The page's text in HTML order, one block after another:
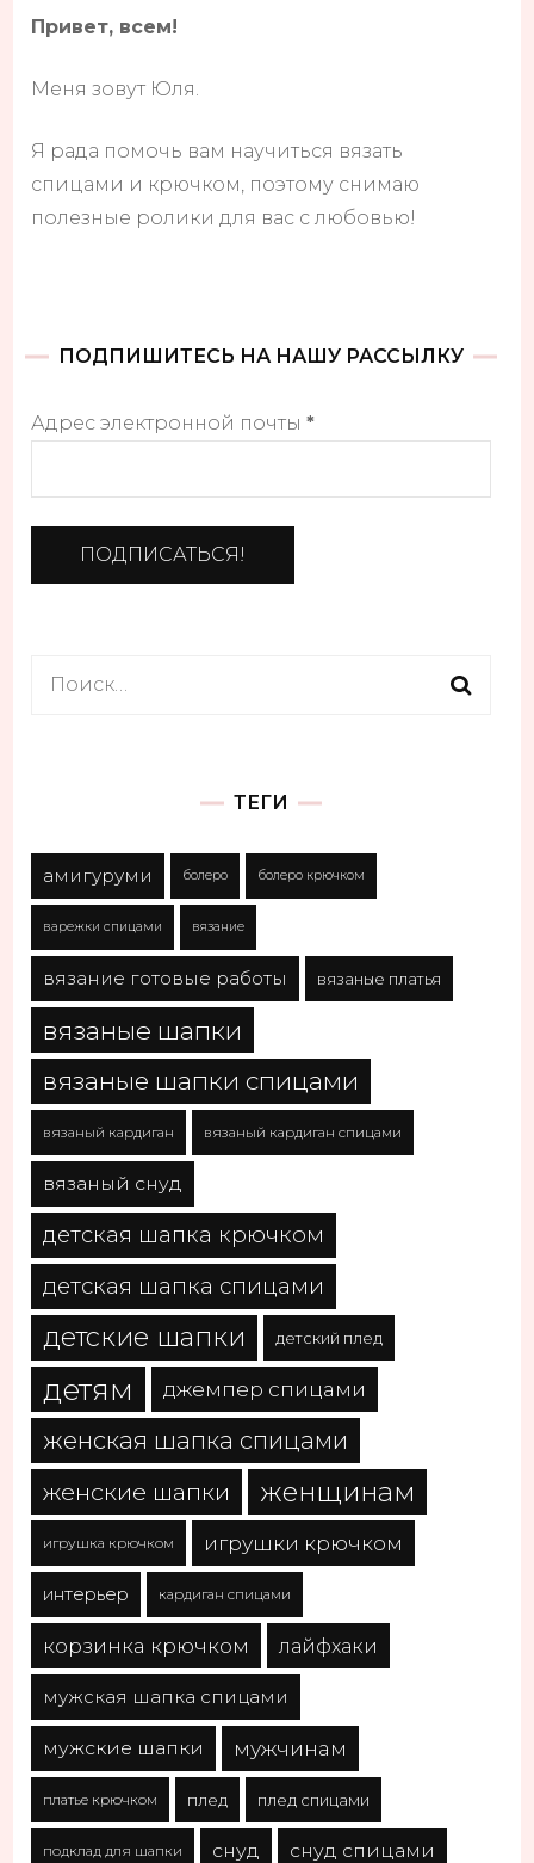
Привет, всем!
Меня зовут Юля.
Я рада помочь вам научиться вязать
спицами и крючком, поэтому снимаю
полезные ролики для вас с любовью!
ПОДПИШИТЕСЬ НА НАШУ РАССЫЛКУ
Адрес электронной почты*
Найти:
ТЕГИ
амигуруми болеро болеро крючком
варежки спицами вязание
вязание готовые работы вязаные платья
вязаные шапки
вязаные шапки спицами
вязаный кардиган вязаный кардиган спицами
вязаный снуд
детская шапка крючком
детская шапка спицами
детские шапки детский плед
детям джемпер спицами
женская шапка спицами
женские шапки женщинам
игрушка крючком игрушки крючком
интерьер кардиган спицами
корзинка крючком лайфхаки
мужская шапка спицами
мужские шапки мужчинам
платье крючком плед плед спицами
подклад для шапки снуд снуд спицами